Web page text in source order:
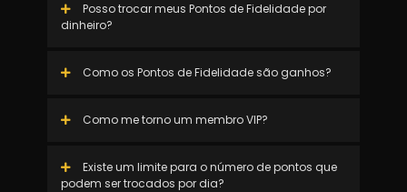
Posso trocar meus Pontos de Fidelidade por
dinheiro?
Como os Pontos de Fidelidade são ganhos?
Como me torno um membro VIP?
Existe um limite para o número de pontos que
podem ser trocados por dia?